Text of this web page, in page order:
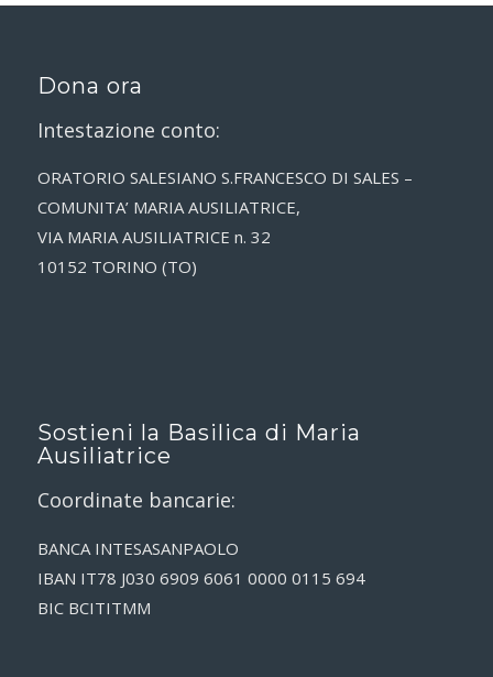
Dona ora
Intestazione conto:
ORATORIO SALESIANO S.FRANCESCO DI SALES –
COMUNITA’ MARIA AUSILIATRICE,
VIA MARIA AUSILIATRICE n. 32
10152 TORINO (TO)
Sostieni la Basilica di Maria
Ausiliatrice
Coordinate bancarie:
BANCA INTESASANPAOLO
IBAN IT78 J030 6909 6061 0000 0115 694
BIC BCITITMM